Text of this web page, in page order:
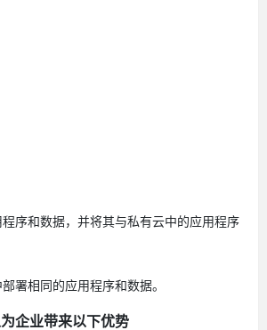
序和数据，并将其与私有云中的应用程序
署相同的应用程序和数据。
企业带来以下优势